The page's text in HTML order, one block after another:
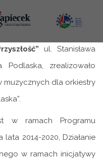
ul. Stanisława
Podlaska, zrealizowało
muzycznych dla orkiestry
w ramach Programu
2014-2020, Działanie
w ramach inicjatywy